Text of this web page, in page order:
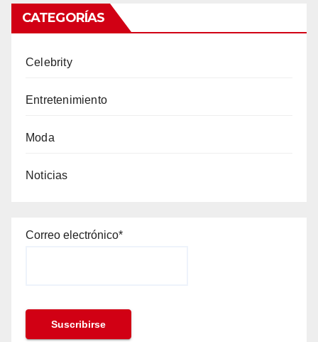
CATEGORÍAS
Celebrity
Entretenimiento
Moda
Noticias
Correo electrónico*